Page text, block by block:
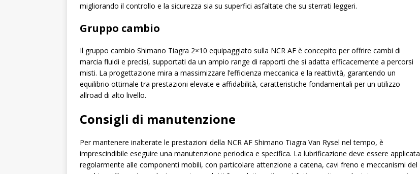
migliorando il controllo e la sicurezza sia su superfici asfaltate che su sterrati leggeri.
Gruppo cambio
Il gruppo cambio Shimano Tiagra 2×10 equipaggiato sulla NCR AF è concepito per offrire cambi di
marcia fluidi e precisi, supportati da un ampio range di rapporti che si adatta efficacemente a percorsi
misti. La progettazione mira a massimizzare l’efficienza meccanica e la reattività, garantendo un
equilibrio ottimale tra prestazioni elevate e affidabilità, caratteristiche fondamentali per un utilizzo
allroad di alto livello.
Consigli di manutenzione
Per mantenere inalterate le prestazioni della NCR AF Shimano Tiagra Van Rysel nel tempo, è
imprescindibile eseguire una manutenzione periodica e specifica. La lubrificazione deve essere applicata
regolarmente alle componenti mobili, con particolare attenzione a catena, cavi freno e meccanismi del